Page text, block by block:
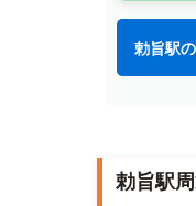
勅旨駅
勅旨駅